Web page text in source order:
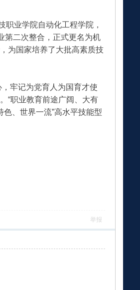
业学院自动化工程学院，
第二次整合，正式更名为机
为国家培养了大批高素质技
牢记为党育人为国育才使
“职业教育前途广阔、大有
色、世界一流”高水平技能型
举报